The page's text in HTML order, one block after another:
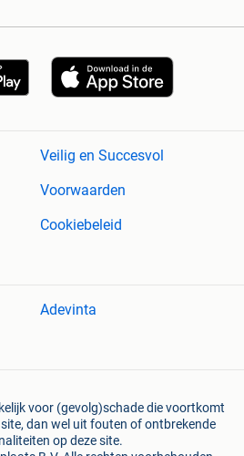
Veilig en Succesvol
Voorwaarden
Cookiebeleid
Adevinta
voor (gevolg)schade die voortkomt
dan wel uit fouten of ontbrekende
op deze site.